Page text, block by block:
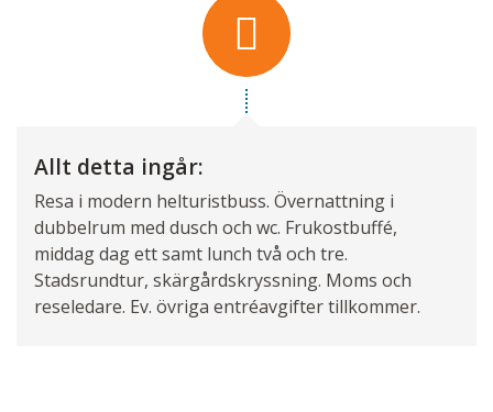
Allt detta ingår:
Resa i modern helturistbuss. Övernattning i
dubbelrum med dusch och wc. Frukostbuffé,
middag dag ett samt lunch två och tre.
Stadsrundtur, skärgårdskryssning. Moms och
reseledare. Ev. övriga entréavgifter tillkommer.